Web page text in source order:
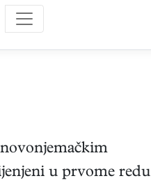
u prvome redu